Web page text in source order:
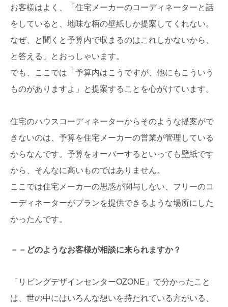
お客様はよく、「住宅メーカーのコーディネーターと話
をしていると、地味な柄の壁紙しか提案してくれない。
なぜ、と聞くと予算内で収まるのはこれしかないから、
と答える」とおっしゃいます。
でも、ここでは「予算内はこうですが、他にもこういう
ものがありますよ」と提案することを心がけています。
住宅のハウスコーディネーターからそのような提案がで
きないのは、予算を住宅メーカーの営業が管理している
からなんです。予算をオーバーするといっても壁紙です
から、そんなに高いものではありません。
ここでは住宅メーカーの思惑が関与しない、フリーのコ
ーディネーターがプランを提供できるような場所にした
かったんです。
－－どのようなお客様が相談に来られますか？
「リビングデザインセンターOZONE」で分かったこと
は、世の中にはいろんな想いを持たれている方がいる、